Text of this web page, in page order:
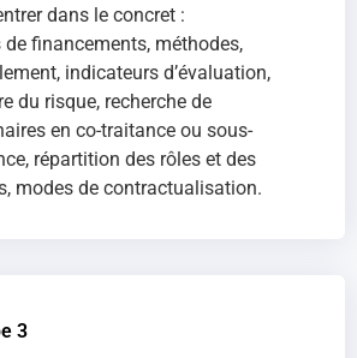
dans le concret :
de financements, méthodes,
indicateurs d’évaluation,
du risque, recherche de
en co-traitance ou sous-
répartition des rôles et des
modes de contractualisation.
3